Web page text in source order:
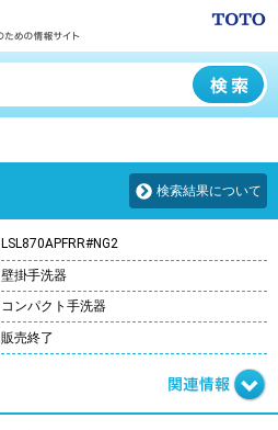
検索結果について
LSL870APFRR#NG2
壁掛手洗器
コンパクト手洗器
販売終了